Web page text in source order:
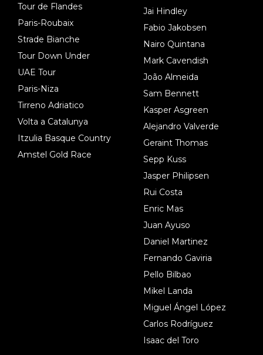
Tour de Flandes
Paris-Roubaix
Strade Bianche
Tour Down Under
UAE Tour
Paris-Niza
Tirreno Adriatico
Volta a Catalunya
Itzulia Basque Country
Amstel Gold Race
Jai Hindley
Fabio Jakobsen
Nairo Quintana
Mark Cavendish
João Almeida
Sam Bennett
Kasper Asgreen
Alejandro Valverde
Geraint Thomas
Sepp Kuss
Jasper Philipsen
Rui Costa
Enric Mas
Juan Ayuso
Daniel Martinez
Fernando Gaviria
Pello Bilbao
Mikel Landa
Miguel Ángel López
Carlos Rodríguez
Isaac del Toro